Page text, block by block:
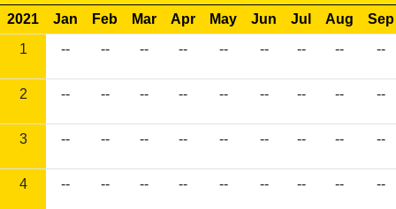
2021 Jan Feb Mar Apr May Jun Jul Aug
Sep
1
-- -- -- -- -- -- -- -- --
2 -- -- -- -- -- -- -- -- --
3 -- -- -- -- -- -- -- -- --
4 -- -- -- -- -- -- -- -- --